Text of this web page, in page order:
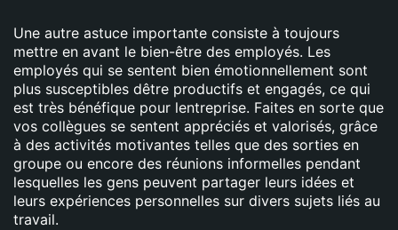
Une autre astuce importante consiste à toujours
mettre en avant le bien-être des employés. Les
employés qui se sentent bien émotionnellement sont
plus susceptibles dêtre productifs et engagés, ce qui
est très bénéfique pour lentreprise. Faites en sorte que
vos collègues se sentent appréciés et valorisés, grâce
à des activités motivantes telles que des sorties en
groupe ou encore des réunions informelles pendant
lesquelles les gens peuvent partager leurs idées et
leurs expériences personnelles sur divers sujets liés au
travail.